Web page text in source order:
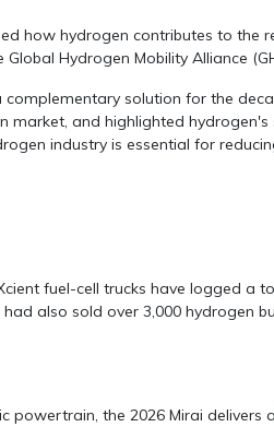
how hydrogen contributes to the
Hydrogen Mobility Alliance
complementary solution for the
market, and highlighted hydrogen's
industry is essential for
fuel-cell trucks have logged a
also sold over 3,000 hydrogen
powertrain, the 2026 Mirai delivers